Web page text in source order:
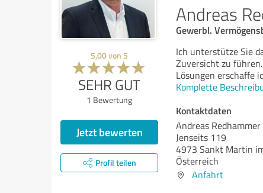
Andreas
Gewerbl.
5,00von 5
SEHR GUT
1 Bewertung
Jetzt bewerten
Profil teilen
Ich unterstütze Sie
Zuversicht zu
Lösungen erschaffe
Komplette
Kontaktdaten
Andreas Redhammer
Jenseits 119
4973 Sankt Martin
Österreich
Anfahrt